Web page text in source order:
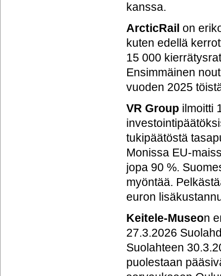
kanssa.
ArcticRail on
kuten edellä
15 000
Ensimmäinen
vuoden 2025
VR Group ilmoitti
tukipäätöstä
Monissa EU-
jopa 90 %.
myöntää.
euron
Keitele-Museon
27.3.2026
Suolahteen
puolestaan